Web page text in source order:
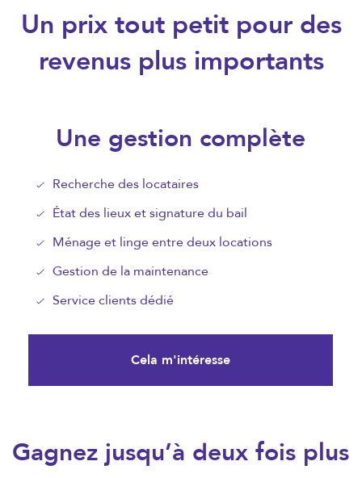
Un prix tout petit pour des
revenus plus importants
Une gestion complète
Recherche des locataires
État des lieux et signature du bail
Ménage et linge entre deux locations
Gestion de la maintenance
Service clients dédié
Cela m'intéresse
Gagnez jusqu’à deux fois plus